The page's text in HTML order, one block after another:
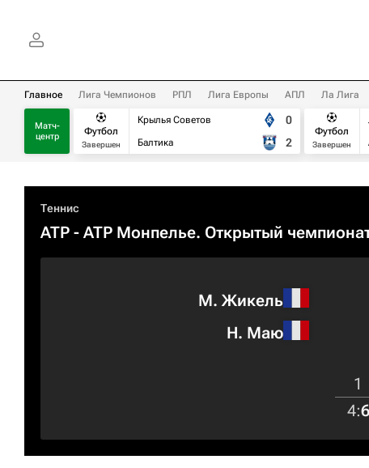
Главное Лига Чемпионов РПЛ Лига Европы АПЛ Ла Лига
Матч-
центр
Футбол
Завершен
Крылья Советов
Балтика
0
2
Футбол
Завершен
Теннис
ATP - ATP Монпелье. Открытый
М. Жикель
Н. Маю
1
4:6